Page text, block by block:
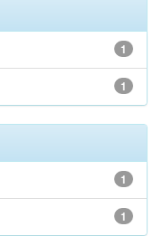
1
1
1
1